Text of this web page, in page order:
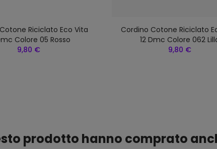
Riciclato Eco Vita
Colore 05 Rosso
9,80 €
Cordino Cotone Riciclato
12 Dmc Colore 062
9,80 €
prodotto hanno comprato